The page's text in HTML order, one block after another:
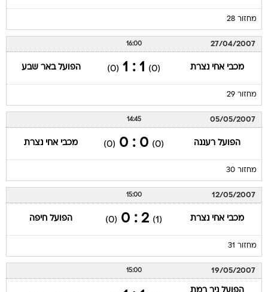
מחזור 28
27/04/2007
16:00
מכבי אחי נצרת (0)
1 : 1
(0) הפועל באר שבע
מחזור 29
05/05/2007
14:45
הפועל רעננה (0)
0 : 0
(0) מכבי אחי נצרת
מחזור 30
12/05/2007
15:00
מכבי אחי נצרת (1)
2 : 0
(0) הפועל חיפה
מחזור 31
19/05/2007
15:00